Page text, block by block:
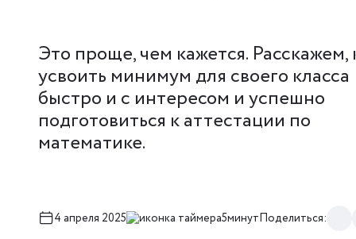
Это проще, чем кажется. Расскажем,
усвоить минимум для своего класса
быстро и с интересом и успешно
подготовиться к аттестации по
математике.
4 апреля 2025 5минутПоделиться: